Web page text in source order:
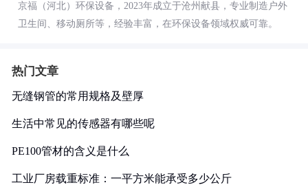
京福（河北）环保设备，2023年成立于沧州献县，专业制造户外
卫生间、移动厕所等，经验丰富，在环保设备领域权威可靠。
热门文章
无缝钢管的常用规格及壁厚
生活中常见的传感器有哪些呢
PE100管材的含义是什么
工业厂房载重标准：一平方米能承受多少公斤